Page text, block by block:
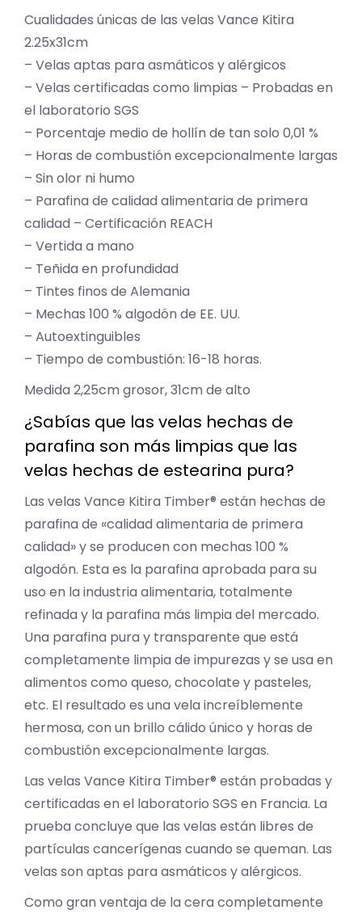
Cualidades únicas de las velas Vance Kitira
2.25x31cm
– Velas aptas para asmáticos y alérgicos
– Velas certificadas como limpias – Probadas en
el laboratorio SGS
– Porcentaje medio de hollín de tan solo 0,01 %
– Horas de combustión excepcionalmente largas
– Sin olor ni humo
– Parafina de calidad alimentaria de primera
calidad – Certificación REACH
– Vertida a mano
– Teñida en profundidad
– Tintes finos de Alemania
– Mechas 100 % algodón de EE. UU.
– Autoextinguibles
– Tiempo de combustión: 16-18 horas.
Medida 2,25cm grosor, 31cm de alto
¿Sabías que las velas hechas de
parafina son más limpias que las
velas hechas de estearina pura?
Las velas Vance Kitira Timber® están hechas de
parafina de «calidad alimentaria de primera
calidad» y se producen con mechas 100 %
algodón. Esta es la parafina aprobada para su
uso en la industria alimentaria, totalmente
refinada y la parafina más limpia del mercado.
Una parafina pura y transparente que está
completamente limpia de impurezas y se usa en
alimentos como queso, chocolate y pasteles,
etc. El resultado es una vela increíblemente
hermosa, con un brillo cálido único y horas de
combustión excepcionalmente largas.
Las velas Vance Kitira Timber® están probadas y
certificadas en el laboratorio SGS en Francia. La
prueba concluye que las velas están libres de
partículas cancerígenas cuando se queman. Las
velas son aptas para asmáticos y alérgicos.
Como gran ventaja de la cera completamente